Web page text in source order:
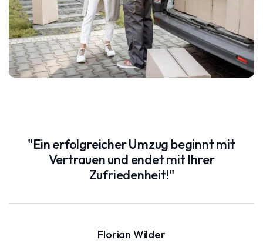
"Ein erfolgreicher Umzug beginnt mit
Vertrauen und endet mit Ihrer
Zufriedenheit!"
Florian Wilder